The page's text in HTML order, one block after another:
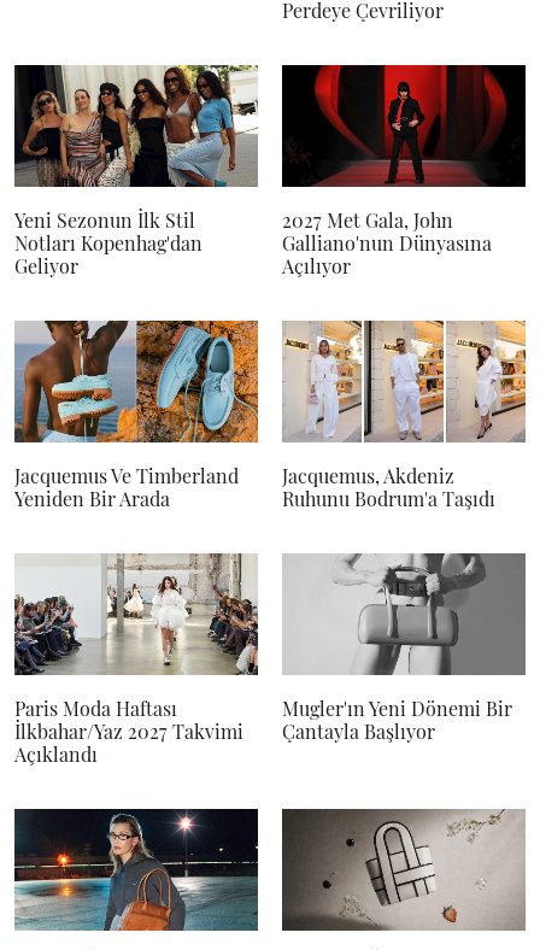
Perdeye Çevriliyor
Yeni Sezonun İlk Stil
Notları Kopenhag'dan
Geliyor
2027 Met Gala, John
Galliano'nun Dünyasına
Açılıyor
Jacquemus Ve Timberland
Yeniden Bir Arada
Jacquemus, Akdeniz
Ruhunu Bodrum'a Taşıdı
Paris Moda Haftası
İlkbahar/Yaz 2027 Takvimi
Açıklandı
Mugler'ın Yeni Dönemi Bir
Çantayla Başlıyor